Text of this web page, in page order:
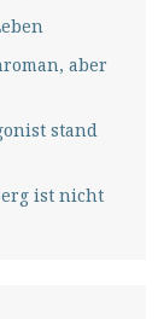
aber
stand
ist nicht